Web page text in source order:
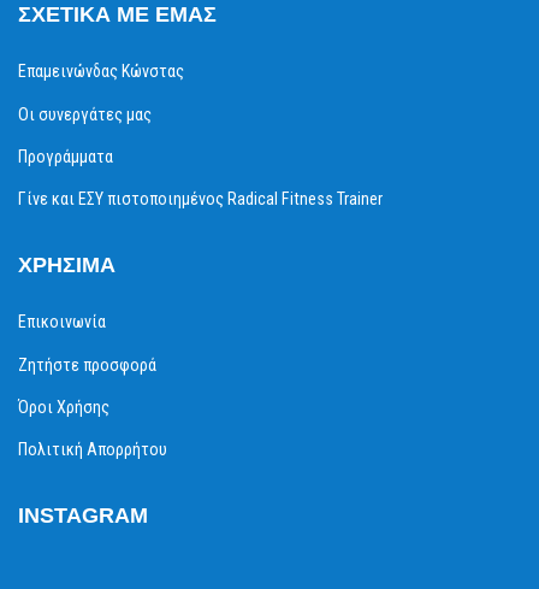
ΣΧΕΤΙΚΆ ΜΕ ΕΜΆΣ
Επαμεινώνδας Κώνστας
Οι συνεργάτες μας
Προγράμματα
Γίνε και ΕΣΥ πιστοποιημένος Radical Fitness Trainer
ΧΡΉΣΙΜΑ
Επικοινωνία
Ζητήστε προσφορά
Όροι Χρήσης
Πολιτική Απορρήτου
INSTAGRAM